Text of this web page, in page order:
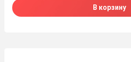
В корзину